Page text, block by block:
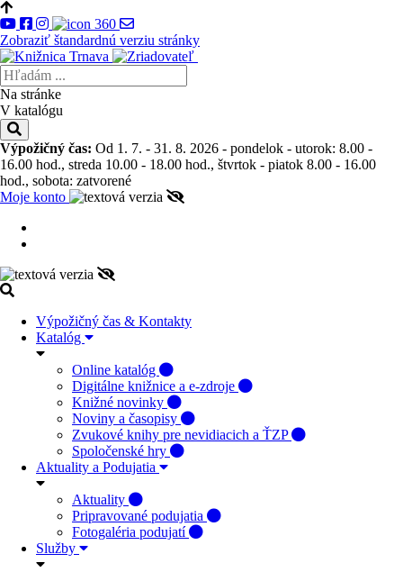
Zobraziť štandardnú verziu stránky
Na stránke
V katalógu
Výpožičný čas: Od 1. 7. - 31. 8. 2026 - pondelok - utorok: 8.00 -
16.00 hod., streda 10.00 - 18.00 hod., štvrtok - piatok 8.00 - 16.00
hod., sobota: zatvorené
Moje konto
Výpožičný čas & Kontakty
Katalóg
Online katalóg
Digitálne knižnice a e-zdroje
Knižné novinky
Noviny a časopisy
Zvukové knihy pre nevidiacich a ŤZP
Spoločenské hry
Aktuality a Podujatia
Aktuality
Pripravované podujatia
Fotogaléria podujatí
Služby